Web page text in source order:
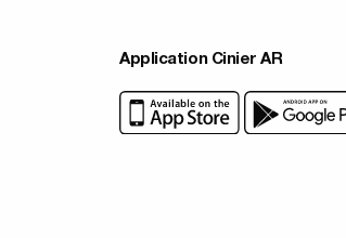
Application Cinier AR